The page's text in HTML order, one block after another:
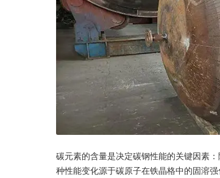
碳元素的含量是决定碳钢性能的关键因素
种性能变化源于碳原子在铁晶格中的固溶